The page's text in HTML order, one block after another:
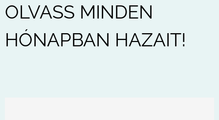
OLVASS MINDEN
HÓNAPBAN HAZAIT!